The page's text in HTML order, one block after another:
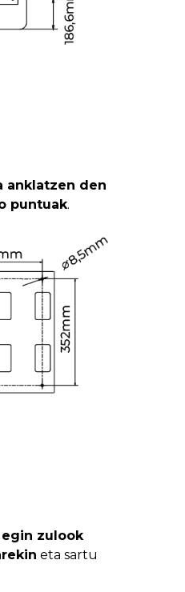
anklatzen den
puntuak.
zulook
eta sartu